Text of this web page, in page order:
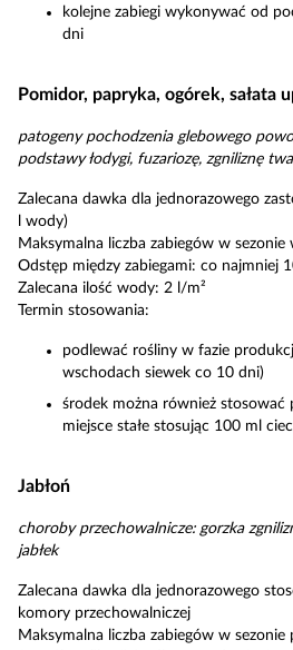
kolejne zabiegi wykonywać od
dni
Pomidor, papryka, ogórek, sałata
patogeny pochodzenia glebowego
podstawy łodygi, fuzariozę, zgniliznę
Zalecana dawka dla jednorazowego
l wody)
Maksymalna liczba zabiegów w
Odstęp między zabiegami: co najmniej
Zalecana ilość wody: 2 l/m²
Termin stosowania:
podlewać rośliny w fazie
wschodach siewek co 10 dni)
środek można również stosować
miejsce stałe stosując 100 ml
Jabłoń
choroby przechowalnicze: gorzka
jabłek
Zalecana dawka dla jednorazowego
komory przechowalniczej
Maksymalna liczba zabiegów w